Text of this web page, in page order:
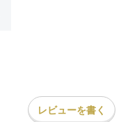
レビューを書く